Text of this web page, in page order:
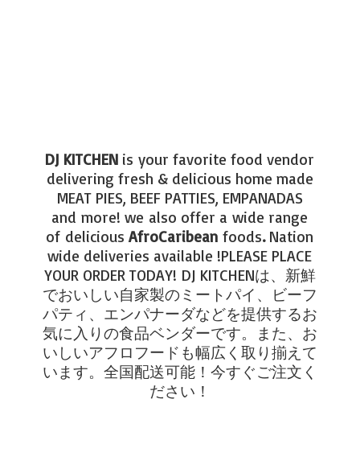
DJ KITCHEN is your favorite food vendor
delivering fresh & delicious home made
MEAT PIES, BEEF PATTIES, EMPANADAS
and more! we also offer a wide range
of delicious AfroCaribean foods. Nation
wide deliveries available !PLEASE PLACE
YOUR ORDER TODAY! DJ KITCHENは、新鮮
でおいしい自家製のミートパイ、ビーフ
パティ、エンパナーダなどを提供するお
気に入りの食品ベンダーです。また、お
いしいアフロフードも幅広く取り揃えて
います。全国配送可能！今すぐご注文く
ださい！